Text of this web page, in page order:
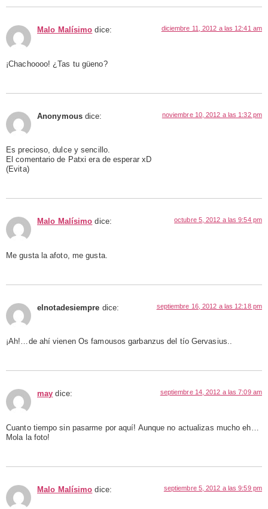
Malo Malísimo dice: diciembre 11, 2012 a las 12:41 am
¡Chachoooo! ¿Tas tu güeno?
Anonymous dice: noviembre 10, 2012 a las 1:32 pm
Es precioso, dulce y sencillo.
El comentario de Patxi era de esperar xD
(Evita)
Malo Malísimo dice: octubre 5, 2012 a las 9:54 pm
Me gusta la afoto, me gusta.
elnotadesiempre dice: septiembre 16, 2012 a las 12:18 pm
¡Ah!…de ahí vienen Os famousos garbanzus del tío Gervasius..
may dice: septiembre 14, 2012 a las 7:09 am
Cuanto tiempo sin pasarme por aquí! Aunque no actualizas mucho eh…
Mola la foto!
Malo Malísimo dice: septiembre 5, 2012 a las 9:59 pm